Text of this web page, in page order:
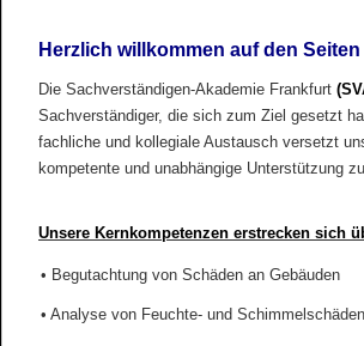
Herzlich willkommen auf den
Die Sachverständigen-Akademie Frankfurt
Sachverständiger, die sich zum Ziel gesetzt
fachliche und kollegiale Austausch versetzt
kompetente und unabhängige Unterstützung
Unsere Kernkompetenzen erstrecken sich
• Begutachtung von Schäden an Gebäuden
• Analyse von Feuchte- und Schimmelschäden